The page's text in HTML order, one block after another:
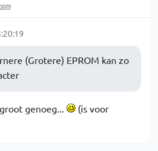
(Grotere) EPROM kan zo
genoeg...
(is voor